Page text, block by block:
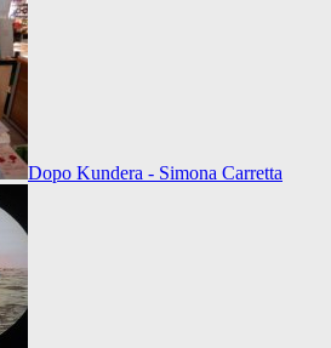
Dopo Kundera - Simona Carretta